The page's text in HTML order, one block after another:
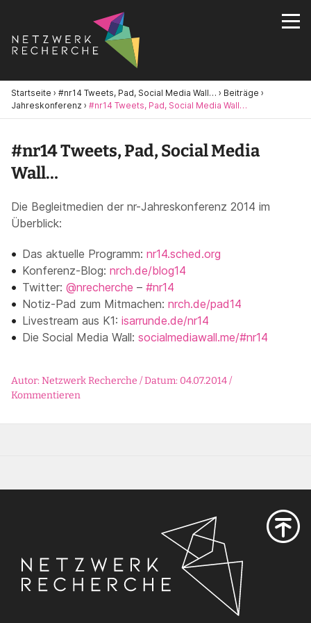
Startseite › #nr14 Tweets, Pad, Social Media Wall… › Beiträge ›
Jahreskonferenz › #nr14 Tweets, Pad, Social Media Wall…
#nr14 Tweets, Pad, Social Media
Wall…
Die Begleitmedien der nr-Jahreskonferenz 2014 im
Überblick:
Das aktuelle Programm: nr14.sched.org
Konferenz-Blog: nrch.de/blog14
Twitter: @nrecherche – #nr14
Notiz-Pad zum Mitmachen: nrch.de/pad14
Livestream aus K1: isarrunde.de/nr14
Die Social Media Wall: socialmediawall.me/#nr14
Autor: Netzwerk Recherche / Datum: 04.07.2014 /
Kommentieren